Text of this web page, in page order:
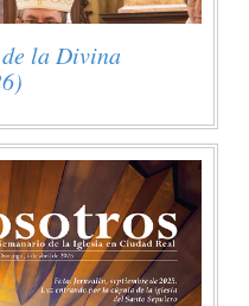
la Divina